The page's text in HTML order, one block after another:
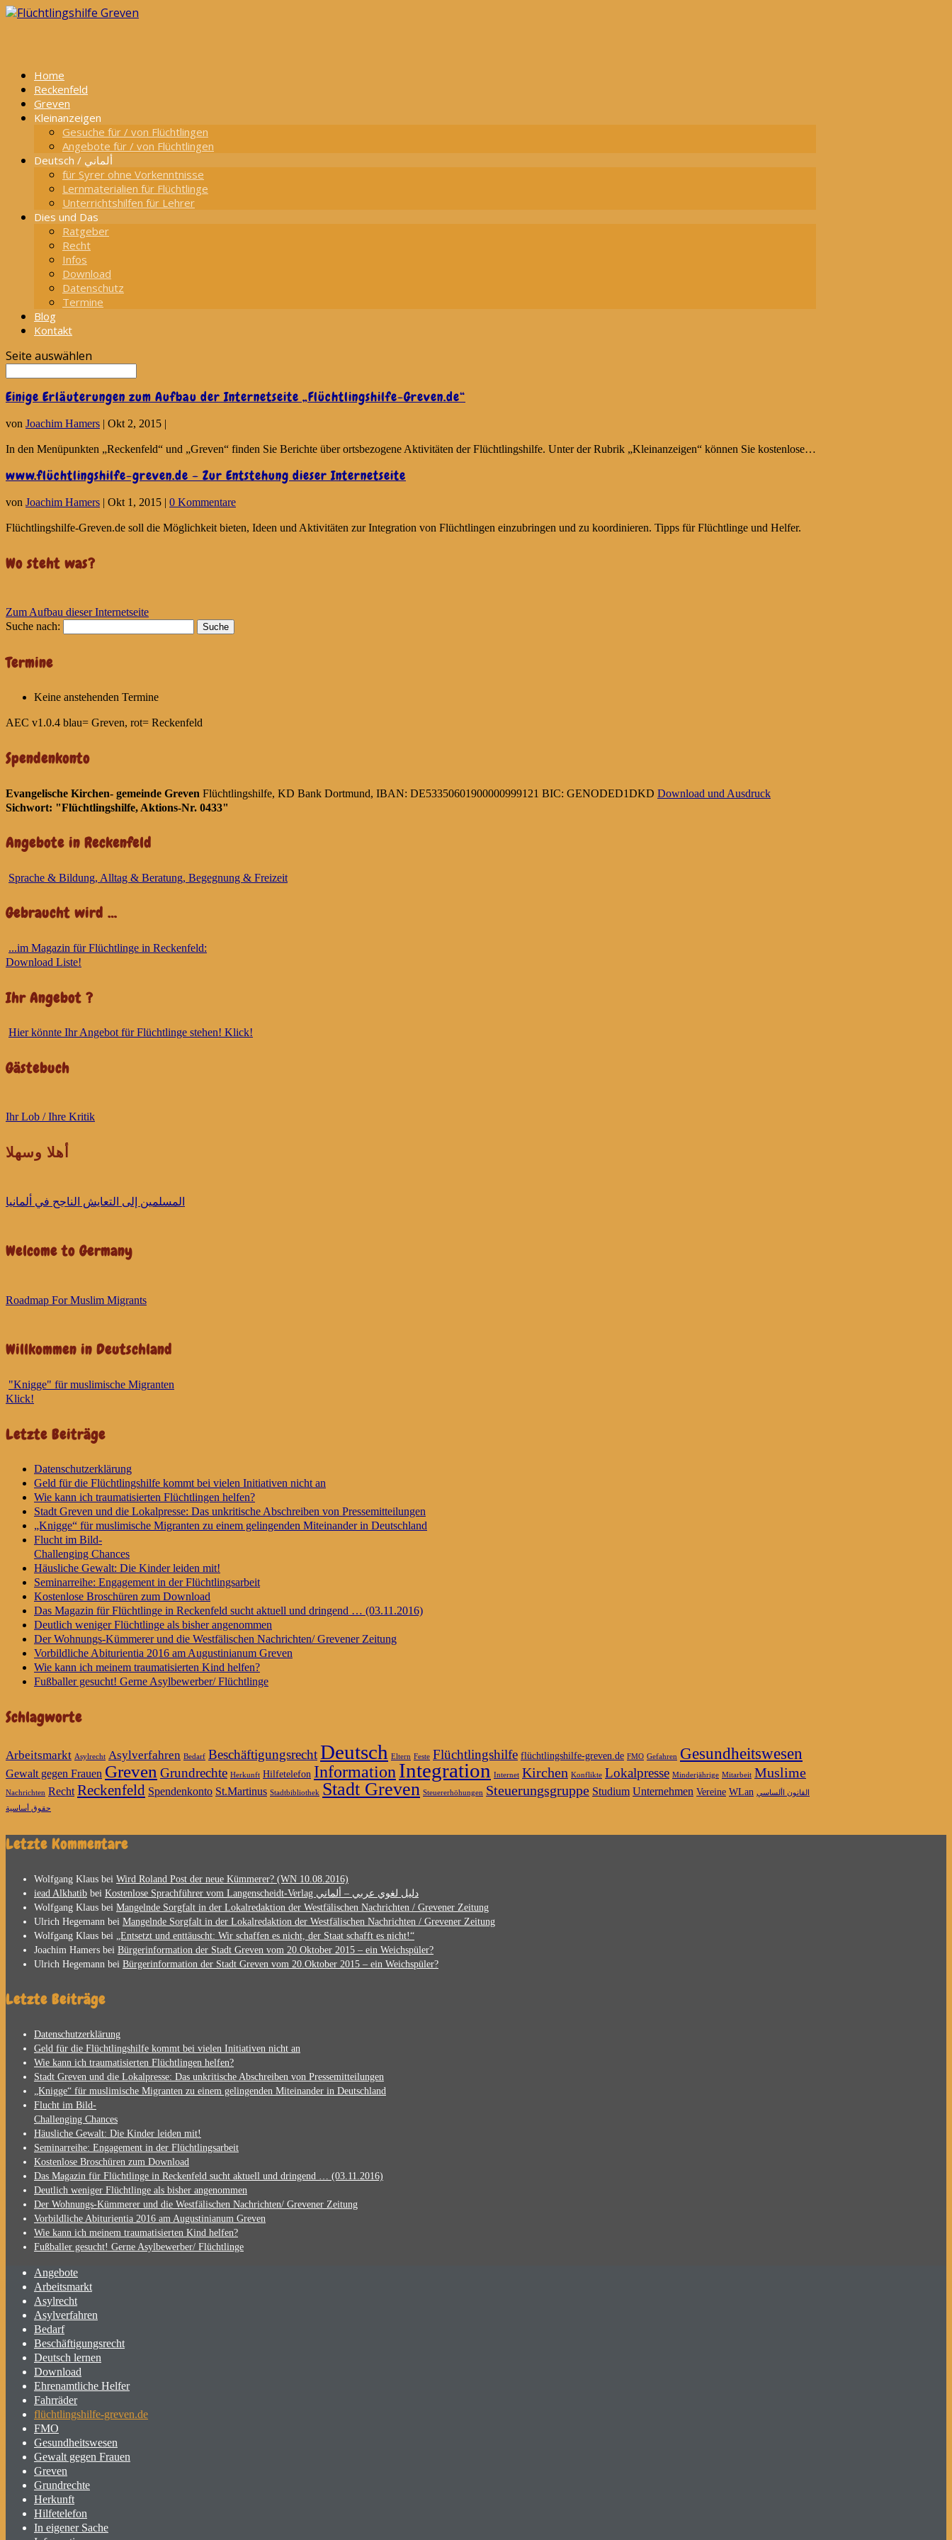
Home
Reckenfeld
Greven
Kleinanzeigen
Gesuche für / von Flüchtlingen
Angebote für / von Flüchtlingen
Deutsch / ألماني
für Syrer ohne Vorkenntnisse
Lernmaterialien für Flüchtlinge
Unterrichtshilfen für Lehrer
Dies und Das
Ratgeber
Recht
Infos
Download
Datenschutz
Termine
Blog
Kontakt
Seite auswählen
Einige Erläuterungen zum Aufbau der Internetseite „Flüchtlingshilfe-Greven.de“
von Joachim Hamers | Okt 2, 2015 |
In den Menüpunkten „Reckenfeld“ und „Greven“ finden Sie Berichte über ortsbezogene Aktivitäten der Flüchtlingshilfe. Unter der Rubrik „Kleinanzeigen“ können Sie kostenlose…
www.flüchtlingshilfe-greven.de – Zur Entstehung dieser Internetseite
von Joachim Hamers | Okt 1, 2015 | 0 Kommentare
Flüchtlingshilfe-Greven.de soll die Möglichkeit bieten, Ideen und Aktivitäten zur Integration von Flüchtlingen einzubringen und zu koordinieren. Tipps für Flüchtlinge und Helfer.
Wo steht was?
Zum Aufbau dieser Internetseite
Suche nach:
Termine
Keine anstehenden Termine
AEC v1.0.4 blau= Greven, rot= Reckenfeld
Spendenkonto
Evangelische Kirchen- gemeinde Greven Flüchtlingshilfe, KD Bank Dortmund, IBAN: DE53350601900000999121 BIC: GENODED1DKD Download und Ausdruck
Sichwort: "Flüchtlingshilfe, Aktions-Nr. 0433"
Angebote in Reckenfeld
Sprache & Bildung, Alltag & Beratung, Begegnung & Freizeit
Gebraucht wird …
...im Magazin für Flüchtlinge in Reckenfeld:
Download Liste!
Ihr Angebot ?
Hier könnte Ihr Angebot für Flüchtlinge stehen! Klick!
Gästebuch
Ihr Lob / Ihre Kritik
أهلا وسهلا
ﺍﻟﻤﺴﻠﻤﻴﻦ ﺇﻟﻰ ﺍﻟﺘﻌﺎﻳﺶ ﺍﻟﻨﺎﺟﺢ ﻓﻲ ﺃﻟﻤﺎﻧﻴﺎ
Welcome to Germany
Roadmap For Muslim Migrants
Willkommen in Deutschland
"Knigge" für muslimische Migranten
Klick!
Letzte Beiträge
Datenschutzerklärung
Geld für die Flüchtlingshilfe kommt bei vielen Initiativen nicht an
Wie kann ich traumatisierten Flüchtlingen helfen?
Stadt Greven und die Lokalpresse: Das unkritische Abschreiben von Pressemitteilungen
„Knigge“ für muslimische Migranten zu einem gelingenden Miteinander in Deutschland
Flucht im Bild-
Challenging Chances
Häusliche Gewalt: Die Kinder leiden mit!
Seminarreihe: Engagement in der Flüchtlingsarbeit
Kostenlose Broschüren zum Download
Das Magazin für Flüchtlinge in Reckenfeld sucht aktuell und dringend … (03.11.2016)
Deutlich weniger Flüchtlinge als bisher angenommen
Der Wohnungs-Kümmerer und die Westfälischen Nachrichten/ Grevener Zeitung
Vorbildliche Abiturientia 2016 am Augustinianum Greven
Wie kann ich meinem traumatisierten Kind helfen?
Fußballer gesucht! Gerne Asylbewerber/ Flüchtlinge
Schlagworte
Arbeitsmarkt Asylrecht Asylverfahren Bedarf BeschäftigungsrechtDeutsch Eltern Feste Flüchtlingshilfe flüchtlingshilfe-greven.de FMO Gefahren Gesundheitswesen
Gewalt gegen Frauen Greven Grundrechte Herkunft Hilfetelefon InformationIntegration Internet Kirchen Konflikte Lokalpresse Minderjährige Mitarbeit Muslime
Nachrichten Recht Reckenfeld Spendenkonto St.Martinus Stadtbibliothek Stadt Greven Steuererhöhungen Steuerungsgruppe Studium Unternehmen Vereine WLan القانون األساسي
حقوق أساسية
Letzte Kommentare
Wolfgang Klaus bei Wird Roland Post der neue Kümmerer? (WN 10.08.2016)
iead Alkhatib bei
Kostenlose Sprachführer vom Langenscheidt-Verlag دليل لغوي عربي – ألماني
Wolfgang Klaus bei Mangelnde Sorgfalt in der Lokalredaktion der Westfälischen Nachrichten / Grevener Zeitung
Ulrich Hegemann bei Mangelnde Sorgfalt in der Lokalredaktion der Westfälischen Nachrichten / Grevener Zeitung
Wolfgang Klaus bei
„Entsetzt und enttäuscht: Wir schaffen es nicht, der Staat schafft es nicht!“
Joachim Hamers bei Bürgerinformation der Stadt Greven vom 20.Oktober 2015 – ein Weichspüler?
Ulrich Hegemann bei Bürgerinformation der Stadt Greven vom 20.Oktober 2015 – ein Weichspüler?
Letzte Beiträge
Datenschutzerklärung
Geld für die Flüchtlingshilfe kommt bei vielen Initiativen nicht an
Wie kann ich traumatisierten Flüchtlingen helfen?
Stadt Greven und die Lokalpresse: Das unkritische Abschreiben von Pressemitteilungen
„Knigge“ für muslimische Migranten zu einem gelingenden Miteinander in Deutschland
Flucht im Bild-
Challenging Chances
Häusliche Gewalt: Die Kinder leiden mit!
Seminarreihe: Engagement in der Flüchtlingsarbeit
Kostenlose Broschüren zum Download
Das Magazin für Flüchtlinge in Reckenfeld sucht aktuell und dringend … (03.11.2016)
Deutlich weniger Flüchtlinge als bisher angenommen
Der Wohnungs-Kümmerer und die Westfälischen Nachrichten/ Grevener Zeitung
Vorbildliche Abiturientia 2016 am Augustinianum Greven
Wie kann ich meinem traumatisierten Kind helfen?
Fußballer gesucht! Gerne Asylbewerber/ Flüchtlinge
Angebote
Arbeitsmarkt
Asylrecht
Asylverfahren
Bedarf
Beschäftigungsrecht
Deutsch lernen
Download
Ehrenamtliche Helfer
Fahrräder
flüchtlingshilfe-greven.de
FMO
Gesundheitswesen
Gewalt gegen Frauen
Greven
Grundrechte
Herkunft
Hilfetelefon
In eigener Sache